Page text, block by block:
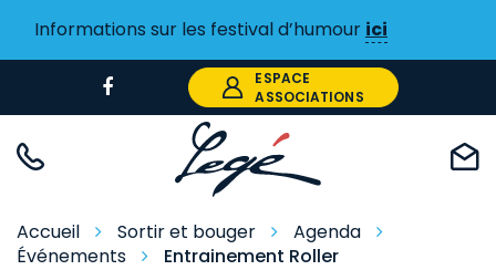
Informations sur les festival d’humour ici
vers
Facebook
ESPACE
ASSOCIATIONS
Accueil Sortir et bouger
Agenda
Événements
Entrainement Roller